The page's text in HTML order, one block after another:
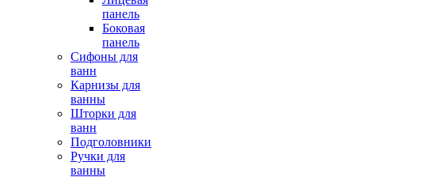
панель
Боковая
панель
Сифоны для
ванн
Карнизы для
ванны
Шторки для
ванн
Подголовники
Ручки для
ванны